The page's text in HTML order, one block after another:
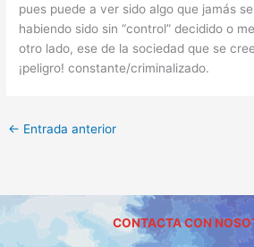
pues puede a ver sido algo que jamás
habiendo sido sin “control” decidido o
otro lado, ese de la sociedad que se
¡peligro! constante/criminalizado.
← Entrada anterior
CONTACTA CON